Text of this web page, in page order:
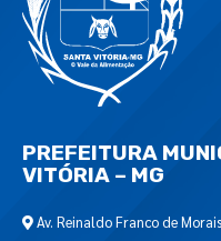
PREFEITURA
VITÓRIA – MG
Av. Reinaldo Franco de